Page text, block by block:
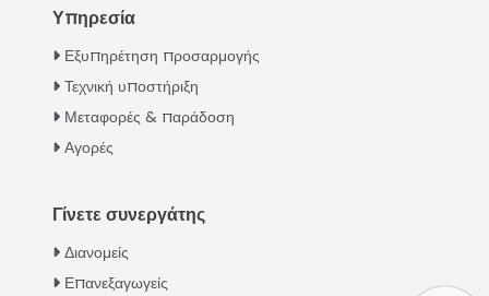
Υπηρεσία
Εξυπηρέτηση προσαρμογής
Τεχνική υποστήριξη
Μεταφορές & παράδοση
Αγορές
Γίνετε συνεργάτης
Διανομείς
Επανεξαγωγείς
Turkish
Swahili
Urdu
Italian